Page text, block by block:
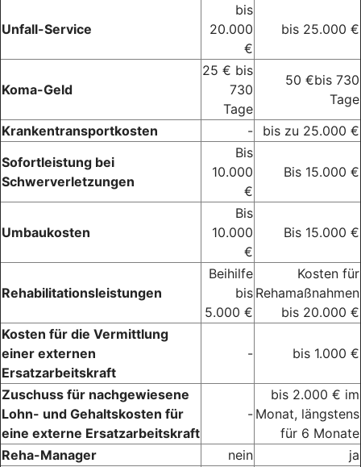
Unfall-Service
bis
20.000
€
bis 25.000 €
Koma-Geld
25 € bis
730
Tage
50 €bis 730
Tage
Krankentransportkosten
-
bis zu 25.000 €
Sofortleistung bei
Schwerverletzungen
Bis
10.000
€
Bis 15.000 €
Umbaukosten
Bis
10.000
€
Bis 15.000 €
Rehabilitationsleistungen
Beihilfe
bis
5.000 €
Kosten für
Rehamaßnahmen
bis 20.000 €
Kosten für die Vermittlung
einer externen
Ersatzarbeitskraft
- bis 1.000 €
Zuschuss für nachgewiesene
Lohn- und Gehaltskosten für
eine externe Ersatzarbeitskraft
-
bis 2.000 € im
Monat, längstens
für 6 Monate
Reha-Manager
nein
ja